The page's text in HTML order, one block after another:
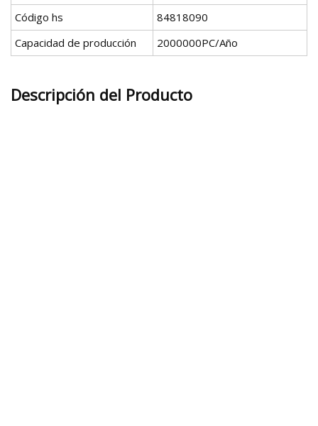
Código hs
84818090
Capacidad de producción
2000000PC/Año
Descripción del Producto